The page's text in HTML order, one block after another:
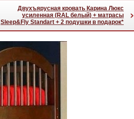
Двухъярусная кровать Карина Люкс
усиленная (RAL белый) + матрасы
Sleep&Fly Standart + 2 подушки в подарок*
›